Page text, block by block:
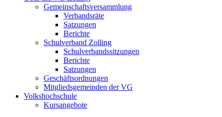
Gemeinschaftsversammlung
Verbandsräte
Satzungen
Berichte
Schulverband Zolling
Schulverbandssitzungen
Berichte
Satzungen
Geschäftsordnungen
Mitgliedsgemeinden der VG
Volkshochschule
Kursangebote